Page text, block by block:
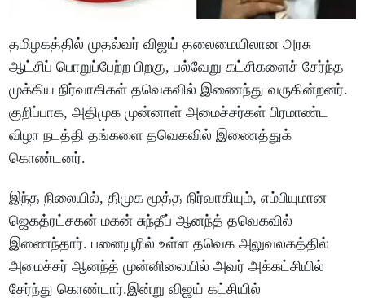
தமிழகத்தில் முதல்வர் விஜய் தலைமையிலான அரசு
ஆட்சிப் பொறுப்பேற்ற பிறகு, பல்வேறு கட்சிகளைச் சேர்ந்த
முக்கிய நிர்வாகிகள் தவெகவில் இணைந்து வருகின்றனர்.
குறிப்பாக, அதிமுக முன்னாள் அமைச்சர்கள் பிரமாண்ட
விழா நடத்தி தங்களை தவெகவில் இணைத்துக்
கொண்டனர்.
இந்த நிலையில், திமுக மூத்த நிர்வாகியும், எம்பியுமான
ஜெகத்ரட்சகன் மகன் சுந்தீப் ஆனந்த் தவெகவில்
இணைந்தார். பனையூரில் உள்ள தவெக அலுவலகத்தில்
அமைச்சர் ஆனந்த் முன்னிலையில் அவர் அக்கட்சியில்
சேர்ந்து கொண்டார்.இன்று விஜய் கட்சியில்